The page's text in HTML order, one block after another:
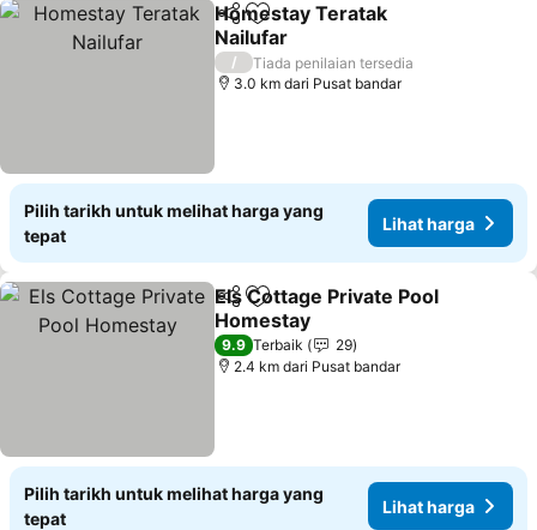
KongsiTambah ke favorit
Homestay Teratak
Nailufar
/
Tiada penilaian tersedia
3.0 km dari Pusat bandar
Pilih tarikh untuk melihat harga yang
tepat
Lihat harga
KongsiTambah ke favorit
Els Cottage Private Pool
Homestay
9.9 Terbaik
29
2.4 km dari Pusat bandar
Pilih tarikh untuk melihat harga yang
tepat
Lihat harga